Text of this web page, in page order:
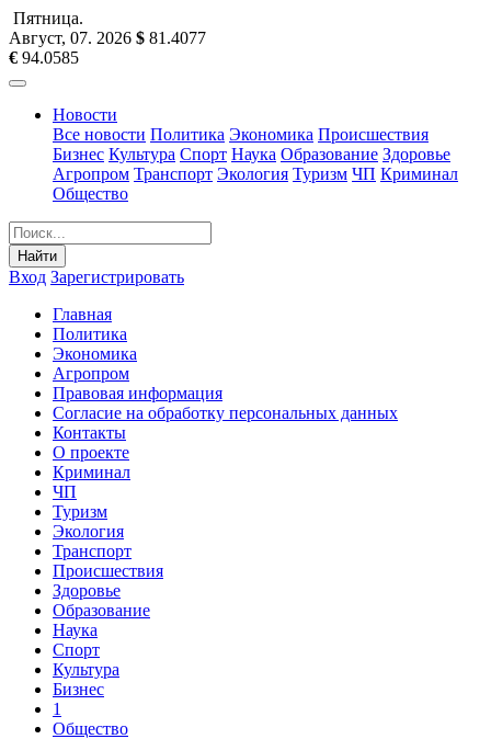
Пятница.
Август, 07. 2026 $ 81.4077
€ 94.0585
Новости
Все новости Политика Экономика Происшествия
Бизнес Культура Спорт Наука Образование Здоровье
Агропром Транспорт Экология Туризм ЧП Криминал
Общество
Найти
Вход Зарегистрировать
Главная
Политика
Экономика
Агропром
Правовая информация
Согласие на обработку персональных данных
Контакты
О проекте
Криминал
ЧП
Туризм
Экология
Транспорт
Происшествия
Здоровье
Образование
Наука
Спорт
Культура
Бизнес
1
Общество